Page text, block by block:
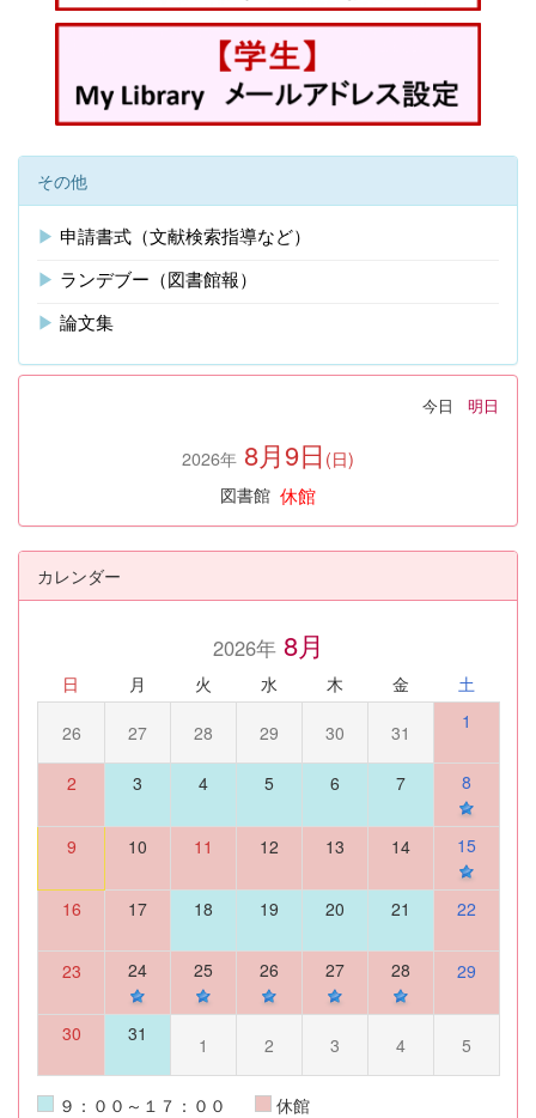
その他
▶ 申請書式（文献検索指導など）
▶ ランデブー（図書館報）
▶ 論文集
今日 明日
2026年 8月9日 (日)
図書館 休館
カレンダー
2026年8月
日 月 火 水 木 金 土
26 27 28 29 30 31 1
2 3 4 5 6 7 8
9 10 11 12 13 14 15
16 17 18 19 20 21 22
23 24 25 26 27 28 29
30 31 1 2 3 4 5
９：００～１７：００ 休館